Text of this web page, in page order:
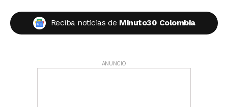
Reciba noticias de Minuto30 Colombia
ANUNCIO